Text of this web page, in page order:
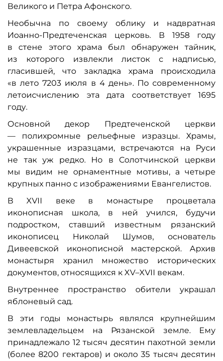
Великого и Петра Афонского.
Необычна по своему облику и надвратная
Иоанно-Предтеченская церковь. В 1958 году
в стене этого храма был обнаружен тайник,
из которого извлекли листок с надписью,
гласившей, что закладка храма происходила
«в лето 7203 июля в 4 день». По современному
летоисчислению эта дата соответствует 1695
году.
Основной декор Предтеченской церкви
— полихромные рельефные изразцы. Храмы,
украшенные изразцами, встречаются на Руси
не так уж редко. Но в Солотчинской церкви
мы видим не орнаментные мотивы, а четыре
крупных панно с изображениями Евангелистов.
В XVII веке в монастыре процветала
иконописная школа, в ней учился, будучи
подростком, ставший известным рязанский
иконописец Николай Шумов, основатель
Дивеевской иконописной мастерской. Архив
монастыря хранил множество исторических
документов, относящихся к XV–XVII векам.
Внутреннее пространство обители украшал
яблоневый сад.
В эти годы монастырь являлся крупнейшим
землевладельцем на Рязанской земле. Ему
принадлежало 12 тысяч десятин пахотной земли
(более 8200 гектаров) и около 35 тысяч десятин